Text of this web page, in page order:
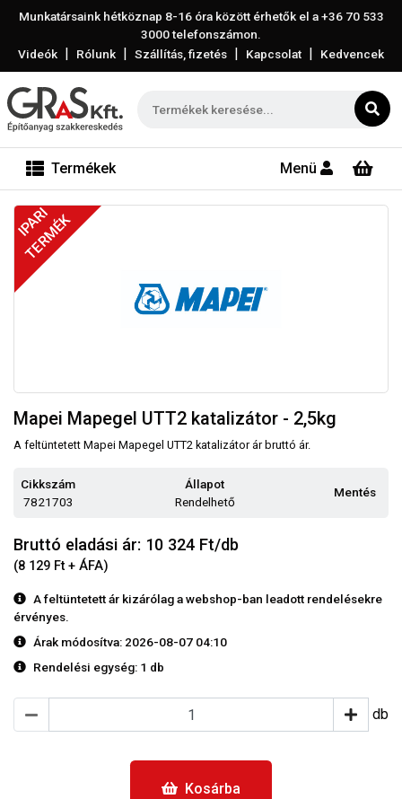
Munkatársaink hétköznap 8-16 óra között érhetők el a+36 70 533
3000telefonszámon.
Videók | Rólunk | Szállítás, fizetés | Kapcsolat | Kedvencek
Termékek Menü
IPARI
TERMÉK
Mapei Mapegel UTT2 katalizátor - 2,5kg
A feltüntetett Mapei Mapegel UTT2 katalizátor ár bruttó ár.
Cikkszám
7821703
Állapot
Rendelhető
Mentés
Bruttó eladási ár: 10 324 Ft/db
(8 129 Ft + ÁFA)
A feltüntetett ár kizárólag a webshop-ban leadott rendelésekre
érvényes.
Árak módosítva: 2026-08-07 04:10
Rendelési egység: 1 db
db
Kosárba